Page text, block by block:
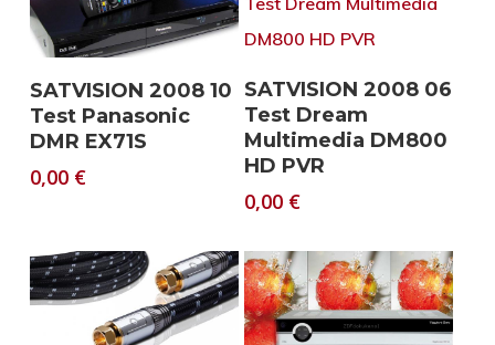
Download
SATVISION 2008 10
Test Panasonic
DMR EX71S
0,00 €
Download
SATVISION 2008 06
Test Dream
Multimedia DM800
HD PVR
0,00 €